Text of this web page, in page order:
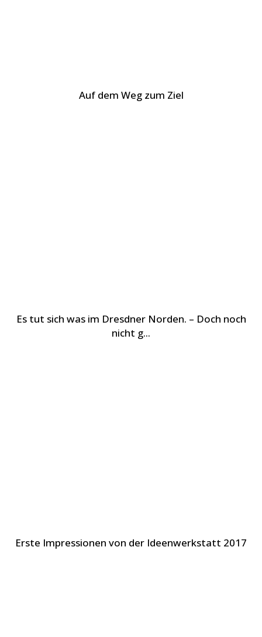
Auf dem Weg zum Ziel
Es tut sich was im Dresdner Norden. – Doch noch
nicht g...
Erste Impressionen von der Ideenwerkstatt 2017